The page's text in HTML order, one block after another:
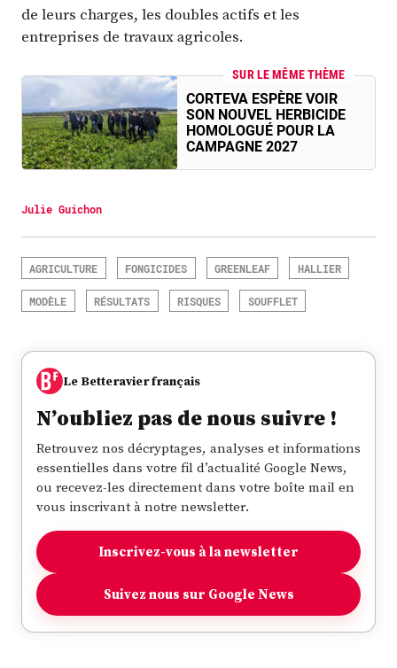
de leurs charges, les doubles actifs et les
entreprises de travaux agricoles.
SUR LE MÊME THÈME
CORTEVA ESPÈRE VOIR
SON NOUVEL HERBICIDE
HOMOLOGUÉ POUR LA
CAMPAGNE 2027
Julie Guichon
AGRICULTURE FONGICIDES GREENLEAF HALLIER
MODÈLE RÉSULTATS RISQUES SOUFFLET
Le Betteravier français
N’oubliez pas de nous suivre !
Retrouvez nos décryptages, analyses et informations
essentielles dans votre fil d’actualité Google News,
ou recevez-les directement dans votre boîte mail en
vous inscrivant à notre newsletter.
Inscrivez-vous à la newsletter
Suivez nous sur Google News